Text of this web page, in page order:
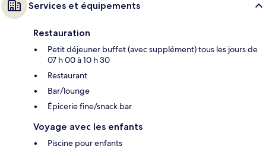
Services et équipements
Restauration
Petit déjeuner buffet (avec supplément) tous les jours de
07 h 00 à 10 h 30
Restaurant
Bar/lounge
Épicerie fine/snack bar
Voyage avec les enfants
Piscine pour enfants